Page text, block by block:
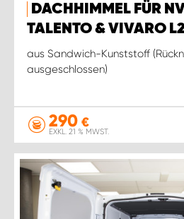
DACHHIMMEL FÜR
TALENTO & VIVARO
aus Sandwich-Kunststoff
ausgeschlossen)
290 €
EXKL. 21 % MWST.